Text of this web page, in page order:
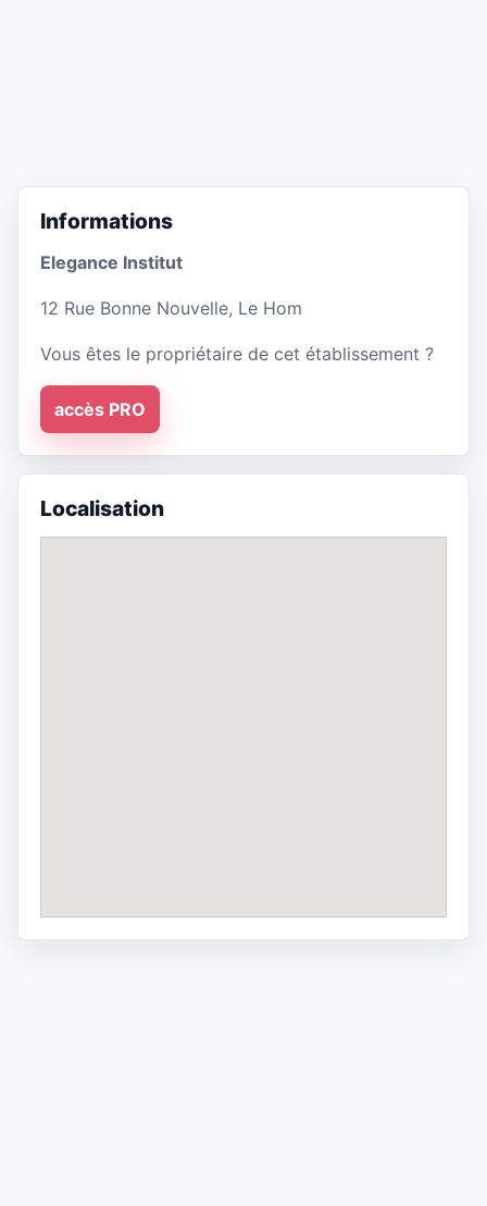
Informations
Elegance Institut
12 Rue Bonne Nouvelle, Le Hom
Vous êtes le propriétaire de cet établissement ?
accès PRO
Localisation